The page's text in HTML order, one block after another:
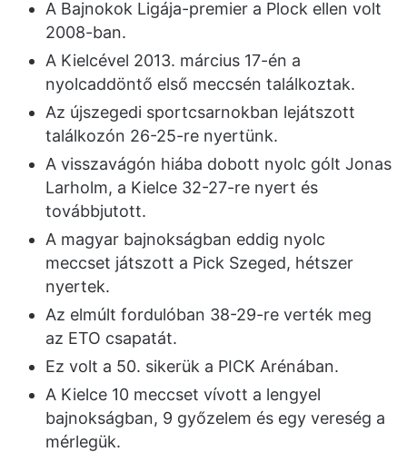
A Bajnokok Ligája-premier a Plock ellen volt
2008-ban.
A Kielcével 2013. március 17-én a
nyolcaddöntő első meccsén találkoztak.
Az újszegedi sportcsarnokban lejátszott
találkozón 26-25-re nyertünk.
A visszavágón hiába dobott nyolc gólt Jonas
Larholm, a Kielce 32-27-re nyert és
továbbjutott.
A magyar bajnokságban eddig nyolc
meccset játszott a Pick Szeged, hétszer
nyertek.
Az elmúlt fordulóban 38-29-re verték meg
az ETO csapatát.
Ez volt a 50. sikerük a PICK Arénában.
A Kielce 10 meccset vívott a lengyel
bajnokságban, 9 győzelem és egy vereség a
mérlegük.